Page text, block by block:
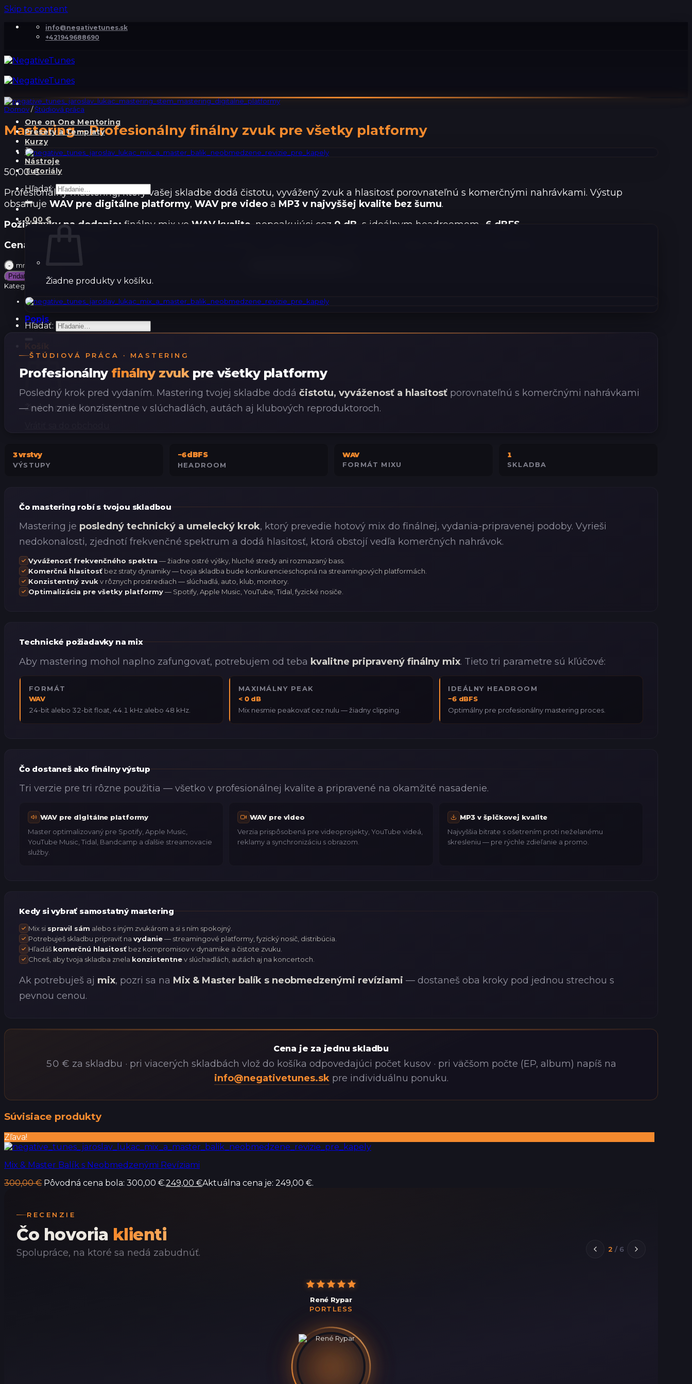
Skip to content
info@negativetunes.sk
+421949688690
One on One Mentoring
Presety a Templaty
Kurzy
Štúdiová práca
Nástroje
Tutoriály
Hľadať:
0,00 €
Žiadne produkty v košíku.
Vrátiť sa do obchodu
Hľadať:
Žiadne produkty v košíku.
Domov/Štúdiová práca
Mastering – Profesionálny finálny zvuk pre všetky platformy
50,00€
Profesionálny mastering, ktorý vašej skladbe dodá čistotu, vyvážený zvuk a hlasitosť porovnateľnú s komerčnými nahrávkami. Výstup
obsahuje WAV pre digitálne platformy, WAV pre video a MP3 v najvyššej kvalite bez šumu.
Požiadavky na dodanie: finálny mix vo WAV kvalite , nepeakujúci cez 0 dB , s ideálnym headroomom -6 dBFS
Cena je za 1 pieseň.
množstvo Mastering – Profesionálny finálny zvuk pre všetky platformy
Pridať do košíka
Kategória: Štúdiová práca
Popis
ŠTÚDIOVÁ PRÁCA · MASTERING
Profesionálny finálny zvukpre všetky platformy
Posledný krok pred vydaním. Mastering tvojej skladbe dodá čistotu, vyváženosť a hlasitosť porovnateľnú s komerčnými nahrávkami
— nech znie konzistentne v slúchadlách, autách aj klubových reproduktoroch.
3vrstvy
VÝSTUPY
−6dBFS
HEADROOM
WAV
FORMÁT MIXU
1
SKLADBA
Čo mastering robí s tvojou skladbou
Mastering je posledný technický a umelecký krok, ktorý prevedie hotový mix do finálnej, vydania-pripravenej podoby. Vyrieši
nedokonalosti, zjednotí frekvenčné spektrum a dodá hlasitosť, ktorá obstojí vedľa komerčných nahrávok.
Vyváženosť frekvenčného spektra — žiadne ostré výšky, hluché stredy ani rozmazaný bass.
Komerčná hlasitosť bez straty dynamiky — tvoja skladba bude konkurencieschopná na streamingových platformách.
Konzistentný zvuk v rôznych prostrediach — slúchadlá, auto, klub, monitory.
Optimalizácia pre všetky platformy— Spotify, Apple Music, YouTube, Tidal, fyzické nosiče.
Technické požiadavky na mix
Aby mastering mohol naplno zafungovať, potrebujem od teba kvalitne pripravený finálny mix. Tieto tri parametre sú kľúčové:
FORMÁT
WAV
24-bit alebo 32-bit float, 44.1 kHz alebo 48 kHz.
MAXIMÁLNY PEAK
< 0 dB
Mix nesmie peakovať cez nulu — žiadny clipping.
IDEÁLNY HEADROOM
−6 dBFS
Optimálny pre profesionálny mastering proces.
Čo dostaneš ako finálny výstup
Tri verzie pre tri rôzne použitia — všetko v profesionálnej kvalite a pripravené na okamžité nasadenie.
WAV pre digitálne platformy
Master optimalizovaný pre Spotify, Apple Music,
YouTube Music, Tidal, Bandcamp a ďalšie streamovacie
služby.
WAV pre video
Verzia prispôsobená pre videoprojekty, YouTube videá,
reklamy a synchronizáciu s obrazom.
MP3 v špičkovej kvalite
Najvyššia bitrate s ošetrením proti neželanému
skresleniu — pre rýchle zdieľanie a promo.
Kedy si vybrať samostatný mastering
Mix si spravil sám alebo s iným zvukárom a si s ním spokojný.
Potrebuješ skladbu pripraviť na vydanie— streamingové platformy, fyzický nosič, distribúcia.
Hľadáš komerčnú hlasitosť bez kompromisov v dynamike a čistote zvuku.
Chceš, aby tvoja skladba znela konzistentnev slúchadlách, autách aj na koncertoch.
Ak potrebuješ aj mix, pozri sa na Mix & Master balík s neobmedzenými revíziami — dostaneš oba kroky pod jednou strechou s
pevnou cenou.
Cena je za jednu skladbu
50 € za skladbu · pri viacerých skladbách vlož do košíka odpovedajúci počet kusov · pri väčšom počte (EP, album) napíš na
info@negativetunes.skpre individuálnu ponuku.
Súvisiace produkty
Zľava!
Mix & Master Balík s Neobmedzenými Revíziami
300,00€ Pôvodná cena bola: 300,00 €.249,00 €Aktuálna cena je: 249,00 €.
RECENZIE
Čo hovoria klienti
Spolupráce, na ktoré sa nedá zabudnúť. 2 / 6
René Rypar
PORTLESS